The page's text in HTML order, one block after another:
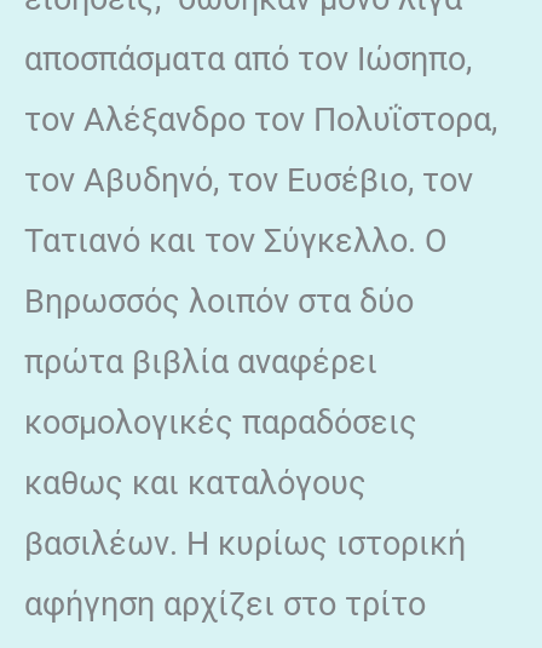
αποσπάσματα από τον Ιώσηπο,
τον Αλέξανδρο τον Πολυΐστορα,
τον Αβυδηνό, τον Ευσέβιο, τον
Τατιανό και τον Σύγκελλο. Ο
Βηρωσσός λοιπόν στα δύο
πρώτα βιβλία αναφέρει
κοσμολογικές παραδόσεις
καθως και καταλόγους
βασιλέων. Η κυρίως ιστορική
αφήγηση αρχίζει στο τρίτο